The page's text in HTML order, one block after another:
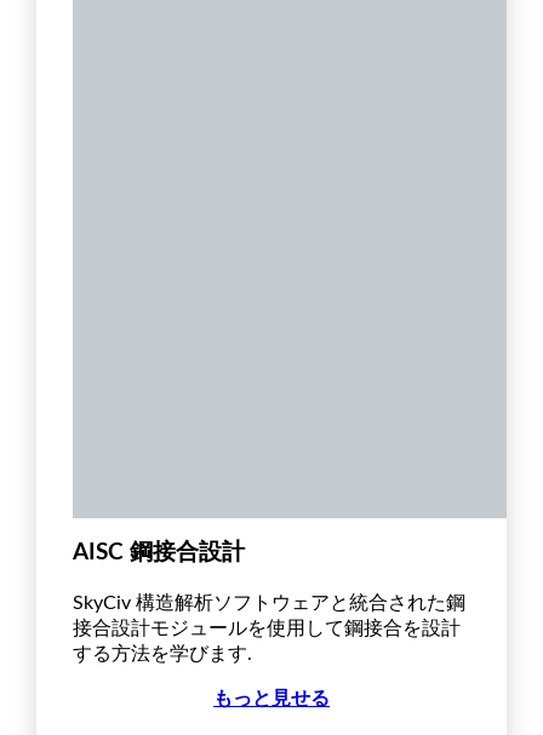
AISC 鋼接合設計
SkyCiv 構造解析ソフトウェアと統合された鋼
接合設計モジュールを使用して鋼接合を設計
する方法を学びます.
もっと見せる